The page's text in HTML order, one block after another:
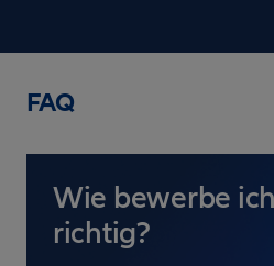
FAQ
Wie bewerbe
richtig?